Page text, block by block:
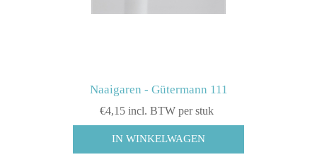
Naaigaren - Gütermann 111
€4,15 incl. BTW per stuk